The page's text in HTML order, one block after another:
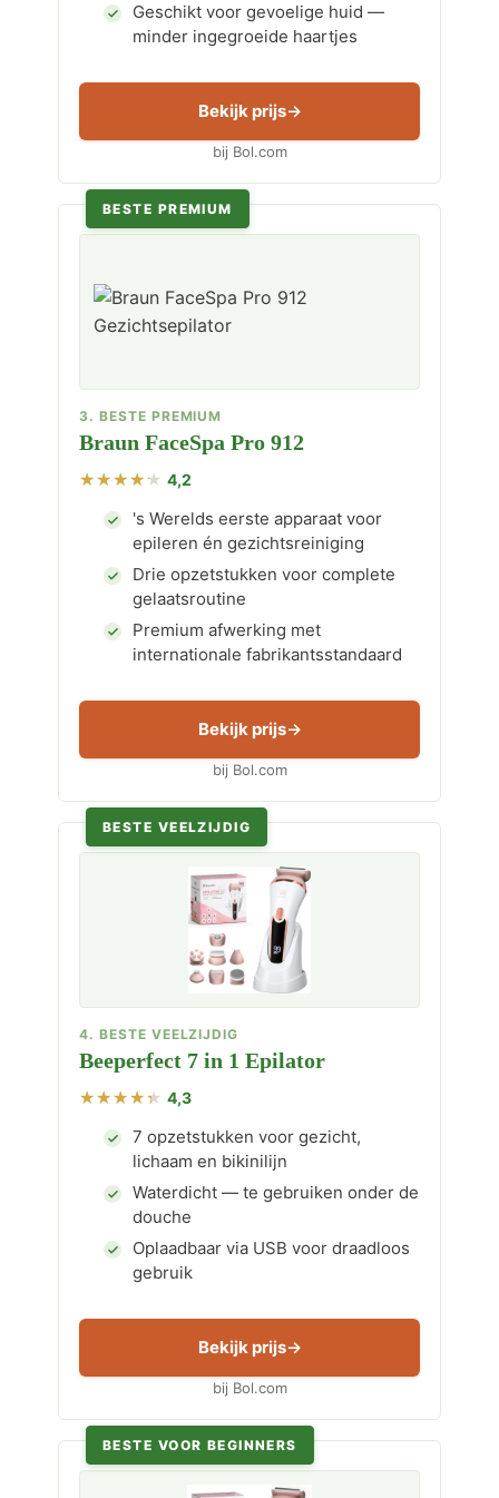
Geschikt voor gevoelige huid —
minder ingegroeide haartjes
Bekijk prijs
bij Bol.com
BESTE PREMIUM
3. BESTE PREMIUM
Braun FaceSpa Pro 912
4,2
's Werelds eerste apparaat voor
epileren én gezichtsreiniging
Drie opzetstukken voor complete
gelaatsroutine
Premium afwerking met
internationale fabrikantsstandaard
Bekijk prijs
bij Bol.com
BESTE VEELZIJDIG
4. BESTE VEELZIJDIG
Beeperfect 7 in 1 Epilator
4,3
7 opzetstukken voor gezicht,
lichaam en bikinilijn
Waterdicht — te gebruiken onder de
douche
Oplaadbaar via USB voor draadloos
gebruik
Bekijk prijs
bij Bol.com
BESTE VOOR BEGINNERS